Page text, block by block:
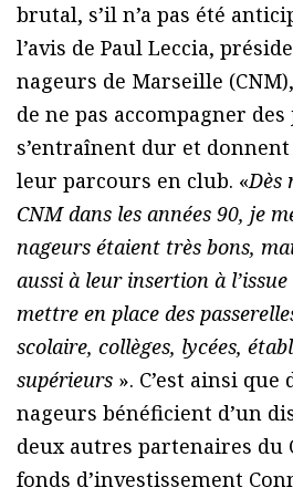
brutal, s’il n’a pas été
l’avis de Paul Leccia,
nageurs de Marseille
de ne pas accompagner
s’entraînent dur et
leur parcours en club. «Dès
CNM dans les années 90, je
nageurs étaient très bons,
aussi à leur insertion à
mettre en place des
scolaire, collèges, lycées,
supérieurs ». C’est ainsi que
nageurs bénéficient d’un
deux autres partenaires du
fonds d’investissement